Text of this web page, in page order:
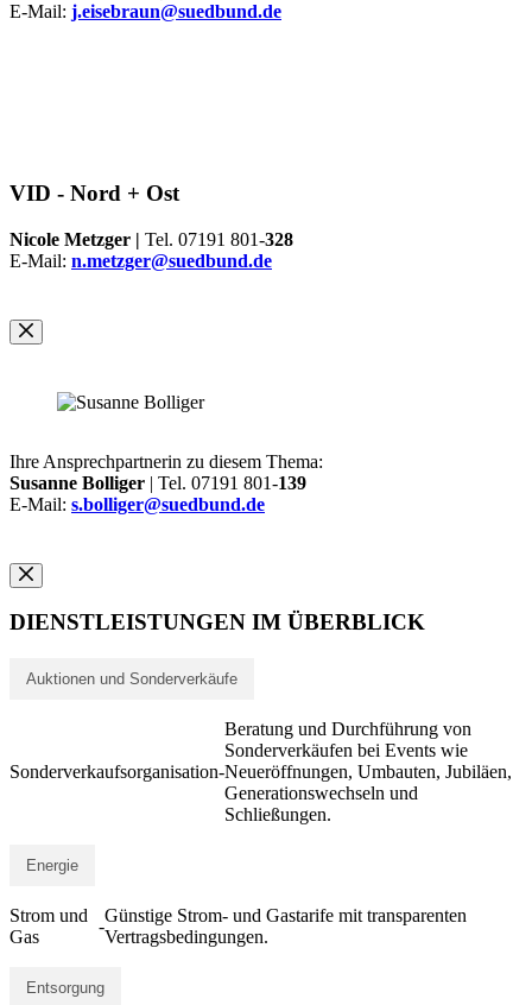
E-Mail: j.eisebraun@suedbund.de
VID - Nord + Ost
Nicole Metzger | Tel. 07191 801-328
E-Mail: n.metzger@suedbund.de
Ihre Ansprechpartnerin zu diesem Thema:
Susanne Bolliger | Tel. 07191 801-139
E-Mail: s.bolliger@suedbund.de
DIENSTLEISTUNGEN IM ÜBERBLICK
Auktionen und Sonderverkäufe
Sonderverkaufsorganisation-
Beratung und Durchführung von
Sonderverkäufen bei Events wie
Neueröffnungen, Umbauten, Jubiläen,
Generationswechseln und
Schließungen.
Energie
Strom und
Gas
-
Günstige Strom- und Gastarife mit transparenten
Vertragsbedingungen.
Entsorgung